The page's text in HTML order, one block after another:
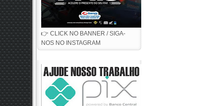
👉 CLICK NO BANNER / SIGA-
NOS NO INSTAGRAM